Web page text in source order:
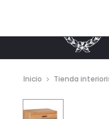
Inicio Tienda